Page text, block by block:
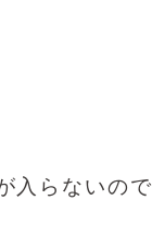
入らないので